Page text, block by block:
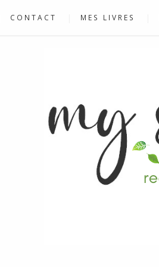
CONTACT MES LIVRES